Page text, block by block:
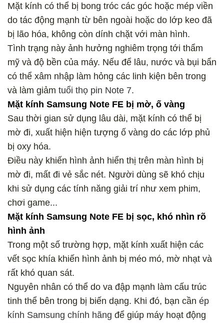
Mặt kính có thể bị bong tróc các góc hoặc mép viền
do tác động mạnh từ bên ngoài hoặc do lớp keo đã
bị lão hóa, không còn dính chặt với màn hình.
Tình trạng này ảnh hưởng nghiêm trọng tới thẩm
mỹ và độ bền của máy. Nếu để lâu, nước và bụi bẩn
có thể xâm nhập làm hỏng các linh kiện bên trong
và làm giảm tuổi thọ pin Note 7.
Mặt kính Samsung Note FE bị mờ, ố vàng
Sau thời gian sử dụng lâu dài, mặt kính có thể bị
mờ đi, xuất hiện hiện tượng ố vàng do các lớp phủ
bị oxy hóa.
Điều này khiến hình ảnh hiển thị trên màn hình bị
mờ đi, mất đi vẻ sắc nét. Người dùng sẽ khó chịu
khi sử dụng các tính năng giải trí như xem phim,
chơi game...
Mặt kính Samsung Note FE bị sọc, khó nhìn rõ
hình ảnh
Trong một số trường hợp, mặt kính xuất hiện các
vết sọc khía khiến hình ảnh bị méo mó, mờ nhạt và
rất khó quan sát.
Nguyên nhân có thể do va đập mạnh làm cấu trúc
tinh thể bên trong bị biến dạng. Khi đó, bạn cần ép
kính Samsung chính hãng để giúp máy hoạt động